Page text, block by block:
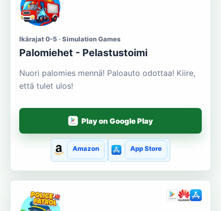
Ikärajat 0-5 · Simulation Games
Palomiehet - Pelastustoimi
Nuori palomies mennä! Paloauto odottaa! Kiire,
että tulet ulos!
Play on Google Play
Amazon App Store